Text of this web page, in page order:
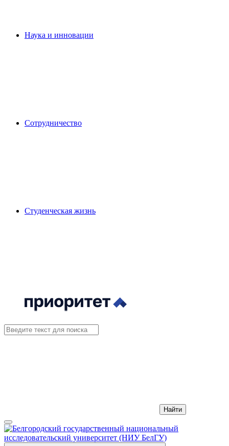
Наука и инновации
Сотрудничество
Студенческая жизнь
Найти